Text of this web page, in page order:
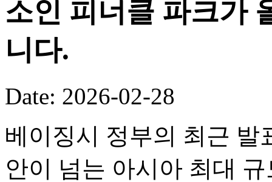
소인 피너클 파크가
니다.
Date: 2026-02-28
베이징시 정부의 최근 발
안이 넘는 아시아 최대